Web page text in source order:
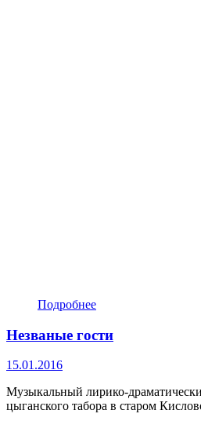
Подробнее
Незваные гости
15.01.2016
Музыкальный лирико-
цыганского табора в старом